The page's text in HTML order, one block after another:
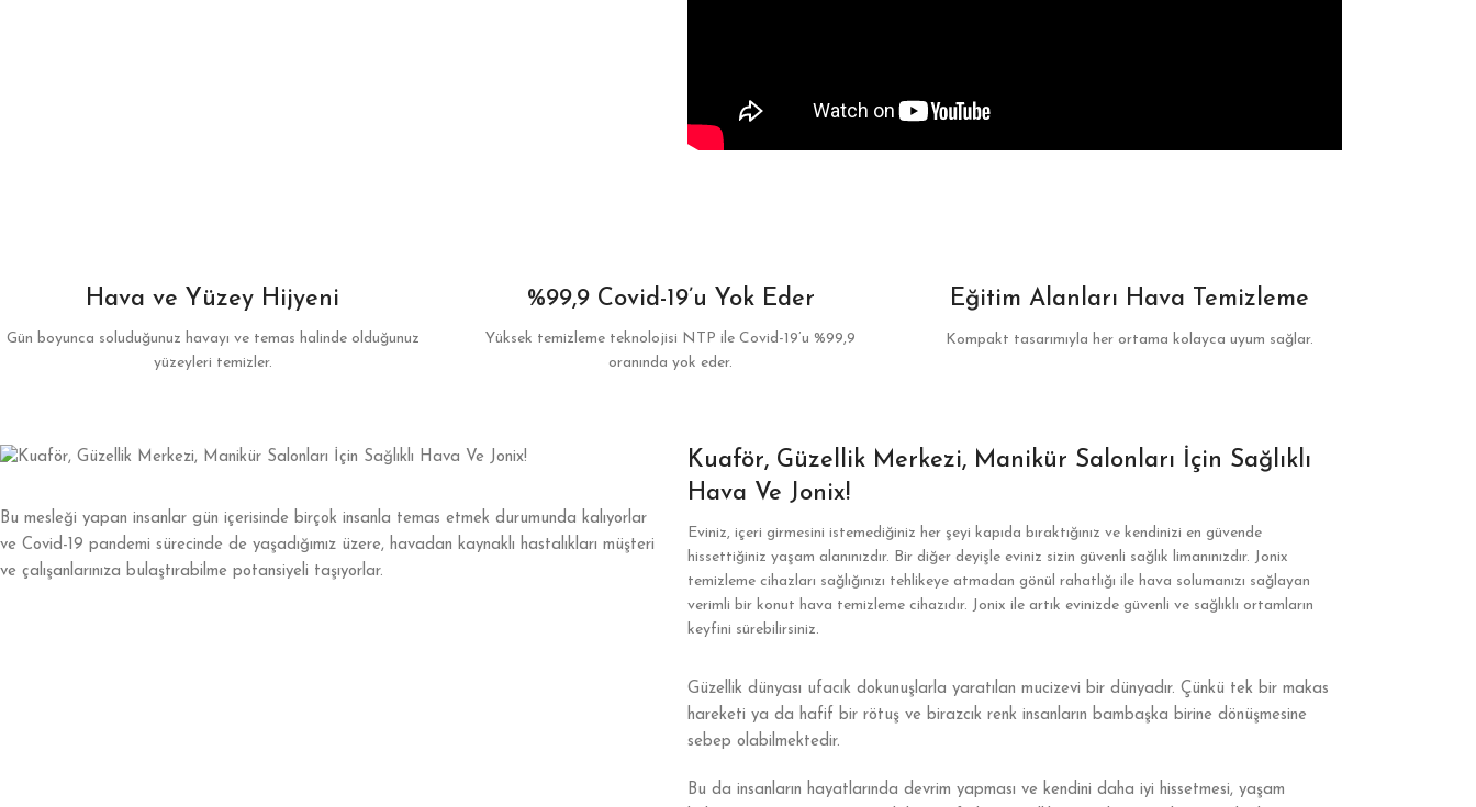
Hava ve Yüzey Hijyeni
Gün boyunca soluduğunuz havayı ve temas halinde olduğunuz
yüzeyleri temizler.
%99,9 Covid-19’u Yok Eder
Yüksek temizleme teknolojisi NTP ile Covid-19’u %99,9
oranında yok eder.
Eğitim Alanları Hava Temizleme
Kompakt tasarımıyla her ortama kolayca uyum sağlar.
Bu mesleği yapan insanlar gün içerisinde birçok insanla temas etmek durumunda kalıyorlar
ve Covid-19 pandemi sürecinde de yaşadığımız üzere, havadan kaynaklı hastalıkları müşteri
ve çalışanlarınıza bulaştırabilme potansiyeli taşıyorlar.
Kuaför, Güzellik Merkezi, Manikür Salonları İçin Sağlıklı
Hava Ve Jonix!
Eviniz, içeri girmesini istemediğiniz her şeyi kapıda bıraktığınız ve kendinizi en güvende
hissettiğiniz yaşam alanınızdır. Bir diğer deyişle eviniz sizin güvenli sağlık limanınızdır. Jonix
temizleme cihazları sağlığınızı tehlikeye atmadan gönül rahatlığı ile hava solumanızı sağlayan
verimli bir konut hava temizleme cihazıdır. Jonix ile artık evinizde güvenli ve sağlıklı ortamların
keyfini sürebilirsiniz.
Güzellik dünyası ufacık dokunuşlarla yaratılan mucizevi bir dünyadır. Çünkü tek bir makas
hareketi ya da hafif bir rötuş ve birazcık renk insanların bambaşka birine dönüşmesine
sebep olabilmektedir.
Bu da insanların hayatlarında devrim yapması ve kendini daha iyi hissetmesi, yaşam